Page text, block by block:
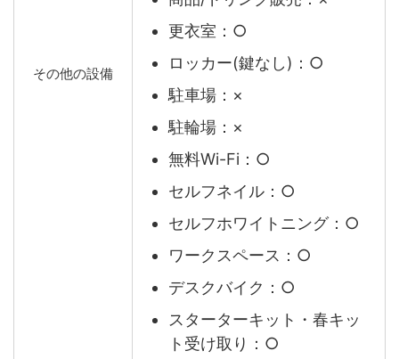
その他の設備
更衣室：○
ロッカー(鍵なし)：○
駐車場：×
駐輪場：×
無料Wi-Fi：○
セルフネイル：○
セルフホワイトニング：○
ワークスペース：○
デスクバイク：○
スターターキット・春キッ
ト受け取り：○